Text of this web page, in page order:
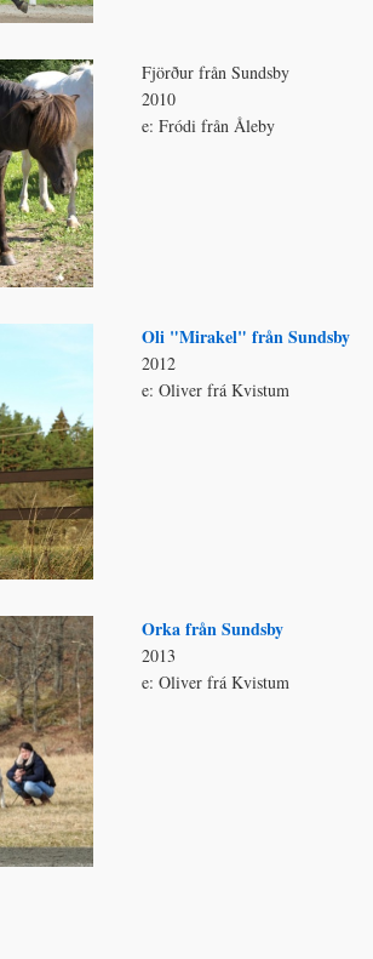
Fjörður från Sundsby
2010
e: Fródi från Åleby
Oli "Mirakel" från Sundsby
2012
e: Oliver frá Kvistum
Orka från Sundsby
2013
e: Oliver frá Kvistum